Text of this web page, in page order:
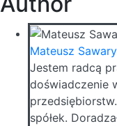
Mateusz
Jestem radcą
doświadczenie
spółek.